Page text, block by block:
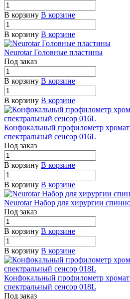
В корзину В корзине
В корзину В корзине
Neurotar Головные пластины
Под заказ
В корзину В корзине
В корзину В корзине
Конфокальный профилометр
спектральный сенсор 016L
Под заказ
В корзину В корзине
В корзину В корзине
Neurotar Набор для хирургии
Под заказ
В корзину В корзине
В корзину В корзине
Конфокальный профилометр
спектральный сенсор 018L
Под заказ